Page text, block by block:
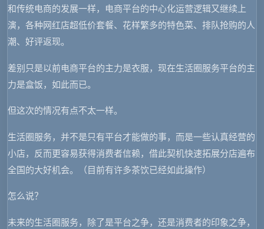
和传统电商的发展一样，电商平台的中心化运营逻辑又继续上
演，各种网红店超低价套餐、花样繁多的特色菜、排队抢购的人
潮、好评返现。
差别只是以前电商平台的主力是衣服，现在生活圈服务平台的主
力是盒饭，如此而已。
但这次的情况有点不太一样。
生活圈服务，并不是只有平台才能做的事，而是一些认真经营的
小店，反而更容易获得消费者信赖，借此契机快速拓展分店遍布
全国的大好机会。
（目前有许多茶饮已经如此操作）
怎么说？
未来的生活圈服务，除了是平台之争，还是消费者的印象之争，